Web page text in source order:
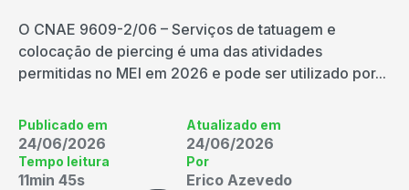
O CNAE 9609-2/06 – Serviços de tatuagem e
colocação de piercing é uma das atividades
permitidas no MEI em 2026 e pode ser utilizado por...
Publicado em
24/06/2026
Atualizado em
24/06/2026
Tempo leitura
11min 45s
Por
Erico Azevedo